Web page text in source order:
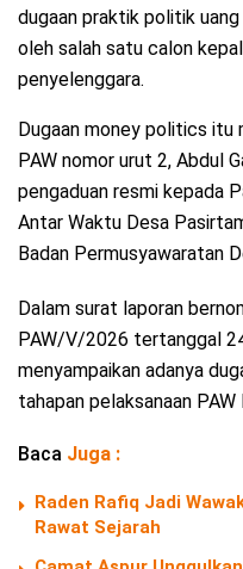
dugaan praktik politik
oleh salah satu calon
penyelenggara.
Dugaan money politics itu
PAW nomor urut 2, Abdul
pengaduan resmi kepada
Antar Waktu Desa
Badan Permusyawaratan
Dalam surat laporan
PAW/V/2026 tertanggal
menyampaikan adanya
tahapan pelaksanaan
Baca Juga :
Raden Rafiq Jadi
Rawat Sejarah